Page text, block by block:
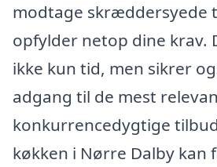
modtage skræddersyede
opfylder netop dine krav.
ikke kun tid, men sikrer
adgang til de mest
konkurrencedygtige
køkken i Nørre Dalby kan